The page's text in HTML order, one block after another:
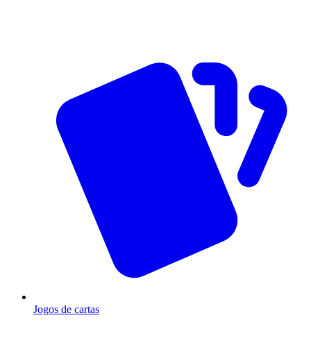
Jogos de cartas